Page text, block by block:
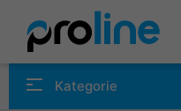
Kategorie